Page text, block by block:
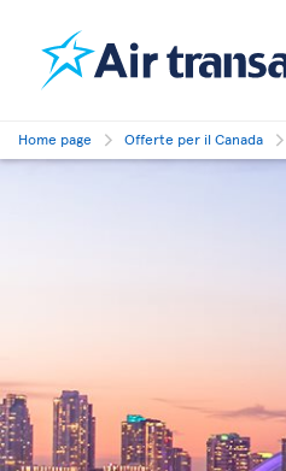
Home page Offerte per il Canada